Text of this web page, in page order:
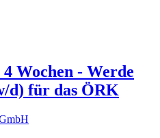
Wochen - Werde
d) für das ÖRK